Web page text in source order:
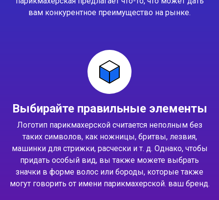
вам конкурентное преимущество на рынке.
Выбирайте правильные элементы
Логотип парикмахерской считается неполным без
таких символов, как ножницы, бритвы, лезвия,
машинки для стрижки, расчески и т. д. Однако, чтобы
придать особый вид, вы также можете выбрать
значки в форме волос или бороды, которые также
могут говорить от имени парикмахерской. ваш бренд.